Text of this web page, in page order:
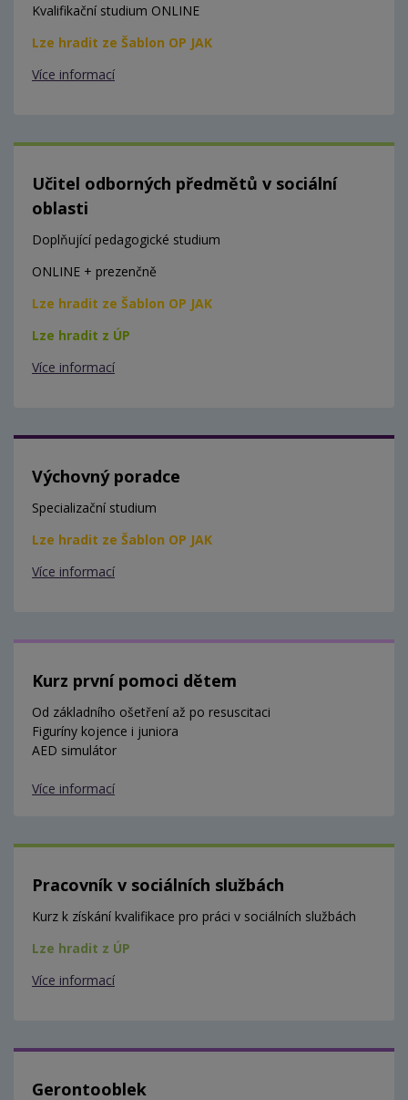
Kvalifikační studium ONLINE
Lze hradit ze Šablon OP JAK
Více informací
Učitel odborných předmětů v sociální
oblasti
Doplňující pedagogické studium
ONLINE + prezenčně
Lze hradit ze Šablon OP JAK
Lze hradit z ÚP
Více informací
Výchovný poradce
Specializační studium
Lze hradit ze Šablon OP JAK
Více informací
Kurz první pomoci dětem
Od základního ošetření až po resuscitaci
Figuríny kojence i juniora
AED simulátor
Více informací
Pracovník v sociálních službách
Kurz k získání kvalifikace pro práci v sociálních službách
Lze hradit z ÚP
Více informací
Gerontooblek